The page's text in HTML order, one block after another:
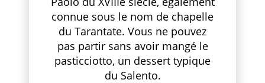
connue sous le nom de chapelle
du Tarantate. Vous ne pouvez
pas partir sans avoir mangé le
pasticciotto, un dessert typique
du Salento.